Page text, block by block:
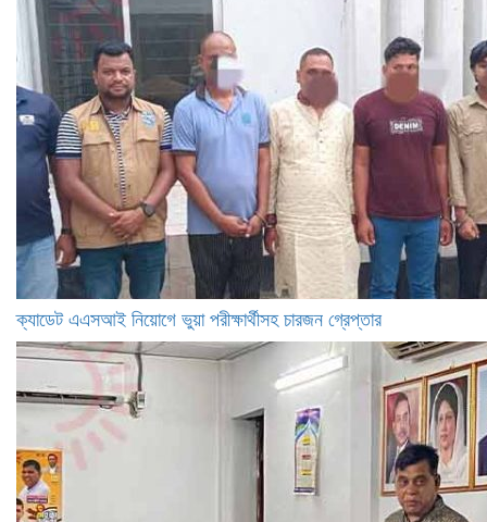
ক্যাডেট এএসআই নিয়োগে ভুয়া পরীক্ষার্থীসহ চারজন গ্রেপ্তার